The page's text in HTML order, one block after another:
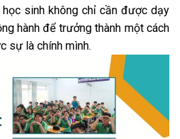
học sinh không chỉ cần được dạy
hành để trưởng thành một cách
sự là chính mình.